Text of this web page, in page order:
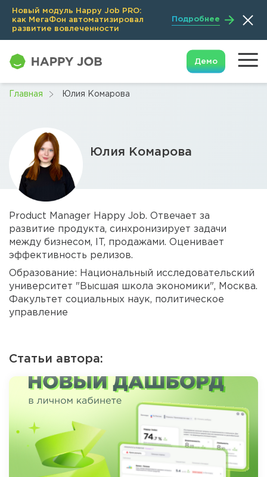
Новый модуль Happy Job PRO:
как МегаФон автоматизировал
развитие вовлеченности
Подробнее
Демо
Главная Юлия Комарова
Юлия Комарова
Product Manager Happy Job. Отвечает за
развитие продукта, синхронизирует задачи
между бизнесом, IT, продажами. Оценивает
эффективность релизов.
Образование: Национальный исследовательский
университет "Высшая школа экономики", Москва.
Факультет социальных наук, политическое
управление
Статьи автора: